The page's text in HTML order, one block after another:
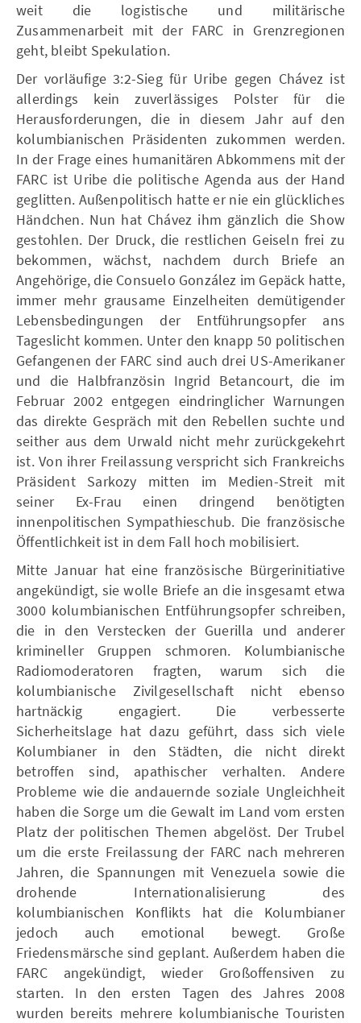
weit die logistische und militärische
Zusammenarbeit mit der FARC in Grenzregionen
geht, bleibt Spekulation.
Der vorläufige 3:2-Sieg für Uribe gegen Chávez ist
allerdings kein zuverlässiges Polster für die
Herausforderungen, die in diesem Jahr auf den
kolumbianischen Präsidenten zukommen werden.
In der Frage eines humanitären Abkommens mit der
FARC ist Uribe die politische Agenda aus der Hand
geglitten. Außenpolitisch hatte er nie ein glückliches
Händchen. Nun hat Chávez ihm gänzlich die Show
gestohlen. Der Druck, die restlichen Geiseln frei zu
bekommen, wächst, nachdem durch Briefe an
Angehörige, die Consuelo González im Gepäck hatte,
immer mehr grausame Einzelheiten demütigender
Lebensbedingungen der Entführungsopfer ans
Tageslicht kommen. Unter den knapp 50 politischen
Gefangenen der FARC sind auch drei US-Amerikaner
und die Halbfranzösin Ingrid Betancourt, die im
Februar 2002 entgegen eindringlicher Warnungen
das direkte Gespräch mit den Rebellen suchte und
seither aus dem Urwald nicht mehr zurückgekehrt
ist. Von ihrer Freilassung verspricht sich Frankreichs
Präsident Sarkozy mitten im Medien-Streit mit
seiner Ex-Frau einen dringend benötigten
innenpolitischen Sympathieschub. Die französische
Öffentlichkeit ist in dem Fall hoch mobilisiert.
Mitte Januar hat eine französische Bürgerinitiative
angekündigt, sie wolle Briefe an die insgesamt etwa
3000 kolumbianischen Entführungsopfer schreiben,
die in den Verstecken der Guerilla und anderer
krimineller Gruppen schmoren. Kolumbianische
Radiomoderatoren fragten, warum sich die
kolumbianische Zivilgesellschaft nicht ebenso
hartnäckig engagiert. Die verbesserte
Sicherheitslage hat dazu geführt, dass sich viele
Kolumbianer in den Städten, die nicht direkt
betroffen sind, apathischer verhalten. Andere
Probleme wie die andauernde soziale Ungleichheit
haben die Sorge um die Gewalt im Land vom ersten
Platz der politischen Themen abgelöst. Der Trubel
um die erste Freilassung der FARC nach mehreren
Jahren, die Spannungen mit Venezuela sowie die
drohende Internationalisierung des
kolumbianischen Konflikts hat die Kolumbianer
jedoch auch emotional bewegt. Große
Friedensmärsche sind geplant. Außerdem haben die
FARC angekündigt, wieder Großoffensiven zu
starten. In den ersten Tagen des Jahres 2008
wurden bereits mehrere kolumbianische Touristen